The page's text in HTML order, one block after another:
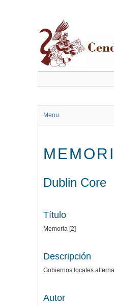
Menu
Dublin Core
Título
Memoria [2]
Descripción
Gobiernos locales
Autor